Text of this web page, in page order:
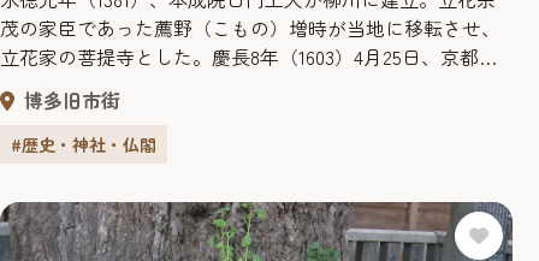
茂の家臣であった薦野（こもの）増時が当地に移転させ、
立花家の菩提寺とした。慶長8年（1603）4月25日、京都妙
覚寺の僧であった日忠は、当地においてキリスト教の布教
に努めていたイルマン（宣教師）の旧沢らと宗論を行なっ
た。これが「石城問答」で、宗論に勝った日忠は初代福岡
央区天神4丁目）...
博多旧市街
#歴史・神社・仏閣